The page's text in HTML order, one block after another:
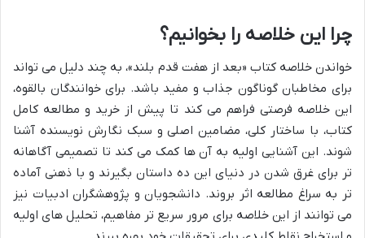
چرا این خلاصه را بخوانیم؟
خواندن خلاصه کتاب «بعد از هفت قدم بلند»، به چند دلیل می تواند
برای مخاطبان گوناگون جذاب و مفید باشد. برای خوانندگان بالقوه،
این خلاصه فرصتی فراهم می کند تا پیش از خرید و مطالعه کامل
کتاب، با ساختار کلی، مضامین اصلی و سبک نگارش نویسنده آشنا
شوند. این آشنایی اولیه به آن ها کمک می کند تا تصمیمی آگاهانه
تر برای غرق شدن در دنیای این ده داستان بگیرند و با ذهنی آماده
تر به سراغ مطالعه اثر بروند. دانشجویان و پژوهشگران ادبیات نیز
می توانند از این خلاصه برای مرور سریع تر مفاهیم، تحلیل های اولیه